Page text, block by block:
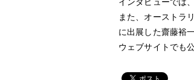
また、オーストラ
に出展した齋藤裕
ウェブサイトでも